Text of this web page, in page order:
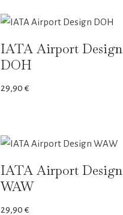
IATA Airport Design
DOH
29,90€
IATA Airport Design
WAW
29,90€